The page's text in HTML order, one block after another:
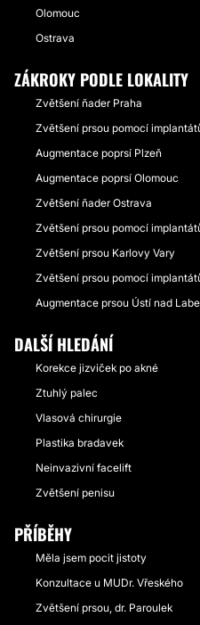
Olomouc
Ostrava
ZÁKROKY PODLE LOKALITY
Zvětšení ňader Praha
Zvětšení prsou pomocí
Augmentace poprsí Plzeň
Augmentace poprsí Olomouc
Zvětšení ňader Ostrava
Zvětšení prsou pomocí
Zvětšení prsou Karlovy Vary
Zvětšení prsou pomocí
Augmentace prsou Ústí nad
DALŠÍ HLEDÁNÍ
Korekce jizviček po akné
Ztuhlý palec
Vlasová chirurgie
Plastika bradavek
Neinvazivní facelift
Zvětšení penisu
PŘÍBĚHY
Měla jsem pocit jistoty
Konzultace u MUDr. Vřeského
Zvětšení prsou, dr. Paroulek